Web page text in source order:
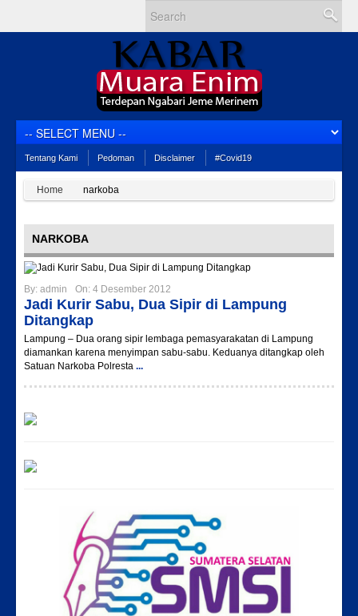
Tentang Kami Pedoman Disclaimer #Covid19
Home narkoba
NARKOBA
By: admin On: 4 Desember 2012
Jadi Kurir Sabu, Dua Sipir di Lampung
Ditangkap
Lampung – Dua orang sipir lembaga pemasyarakatan di Lampung
diamankan karena menyimpan sabu-sabu. Keduanya ditangkap oleh
Satuan Narkoba Polresta ...